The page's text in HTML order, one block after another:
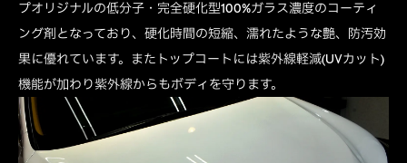
プオリジナルの低分子・完全硬化型100%ガラス濃度のコーティ
ング剤となっており、硬化時間の短縮、濡れたような艶、防汚効
果に優れています。またトップコートには紫外線軽減(UVカット)
機能が加わり紫外線からもボディを守ります。